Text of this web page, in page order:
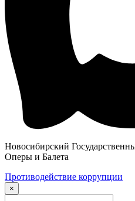
Новосибирский
Оперы и Балета
Противодействие коррупции
×